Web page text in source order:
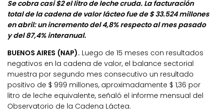
Se cobra casi $2 el litro de leche cruda. La facturación
total de la cadena de valor lácteo fue de $ 33.524 millones
en abril: un incremento del 4,8% respecto al mes pasado
y del 87,4% interanual.
BUENOS AIRES (NAP). Luego de 15 meses con resultados
negativos en la cadena de valor, el balance sectorial
muestra por segundo mes consecutivo un resultado
positivo de $ 999 millones, aproximadamente $ 1,36 por
litro de leche equivalente, señaló el informe mensual del
Observatorio de la Cadena Láctea.